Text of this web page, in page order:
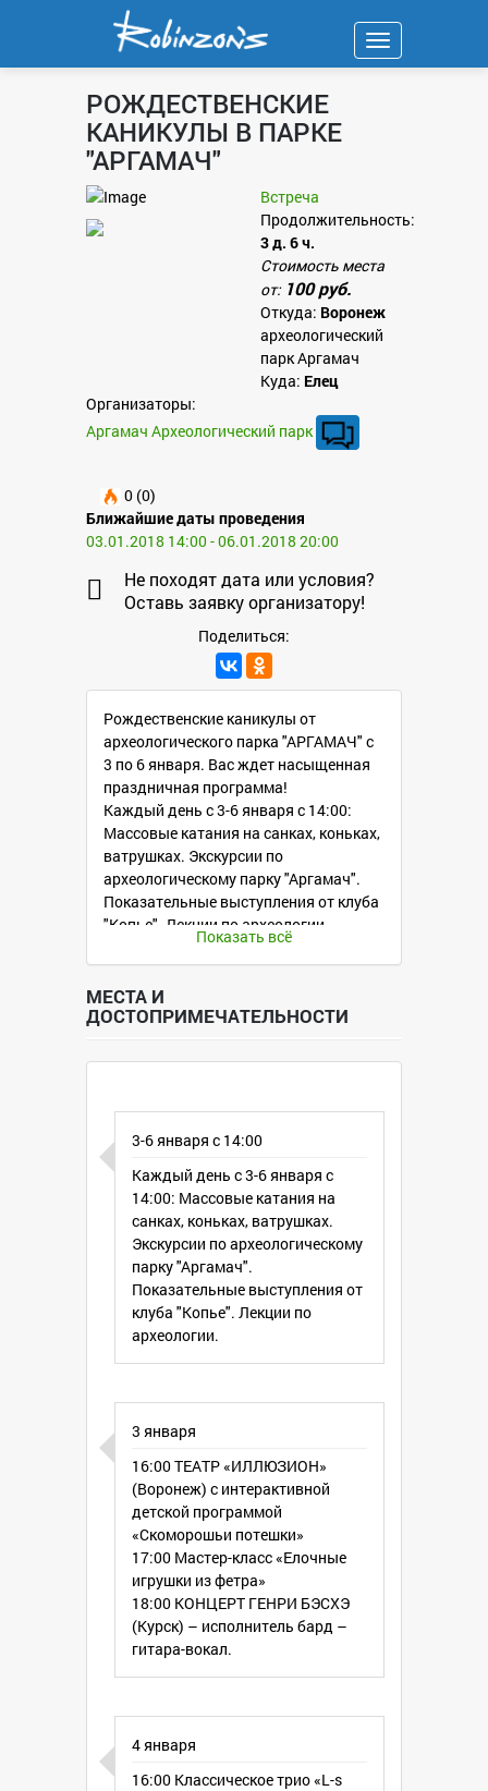
Навигация
РОЖДЕСТВЕНСКИЕ
КАНИКУЛЫ В ПАРКЕ
"АРГАМАЧ"
Встреча
Продолжительность:
3 д. 6 ч.
Стоимость места
от: 100 руб.
Откуда: Воронеж
археологический
парк Аргамач
Куда: Елец
Организаторы:
Аргамач Археологический парк
0 (0)
Ближайшие даты проведения
03.01.2018 14:00 - 06.01.2018 20:00
Не походят дата или условия?
Оставь заявку организатору!
Поделиться:
Рождественские каникулы от
археологического парка "АРГАМАЧ" с
3 по 6 января. Вас ждет насыщенная
праздничная программа!
Каждый день с 3-6 января с 14:00:
Массовые катания на санках, коньках,
ватрушках. Экскурсии по
археологическому парку "Аргамач".
Показательные выступления от клуба
"Копье". Лекции по археологии.
3 января
16:00 ТЕАТР «ИЛЛЮЗИОН» (Воронеж)
с интерактивной детской программой
17:00 Мастер-класс «Елочные игрушки
18:00 КОНЦЕРТ ГЕНРИ БЭСХЭ (Курск)
– исполнитель бард – гитара-вокал.
4 января
16:00 Классическое трио «L-s Трио»
(Липецк)
В составе трио скрипка, кларнет,
фортепиано. В репертуаре ансамбля
классические хиты, которые
полюбятся и детям и взрослым.
17:00 Мастер-класс «Бохо-брошь»
18:00 Концерт от Евгения Черного
5 января
16:00 Концерт и мастер-класс по игре
на варгана от Виктора Одина
(Воронеж)
17:00 Мастер-класс «Елочная игрушка
АНГЕЛ»
18:00 Концерт фолк-группы AMANNA
DORCHA
6 января
16:00 Детская игра-интерактив от
молодежного театрального проекта
18:00 КОНЦЕРТ Глобал-проекта
«ФАРС-МАЖОРЪ» (ВОРОНЕЖ)
Показать всё
МЕСТА И
ДОСТОПРИМЕЧАТЕЛЬНОСТИ
3-6 января с 14:00
Каждый день с 3-6 января с
14:00: Массовые катания на
санках, коньках, ватрушках.
Экскурсии по археологическому
парку "Аргамач".
Показательные выступления от
клуба "Копье". Лекции по
археологии.
3 января
16:00 ТЕАТР «ИЛЛЮЗИОН»
(Воронеж) с интерактивной
детской программой
«Скоморошьи потешки»
17:00 Мастер-класс «Елочные
игрушки из фетра»
18:00 КОНЦЕРТ ГЕНРИ БЭСХЭ
(Курск) – исполнитель бард –
гитара-вокал.
4 января
16:00 Классическое трио «L-s